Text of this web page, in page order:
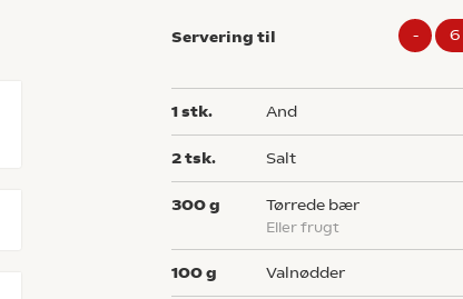
Servering til - 6
1stk. and
2tsk. salt
300g tørrede bær
eller frugt
100g valnødder